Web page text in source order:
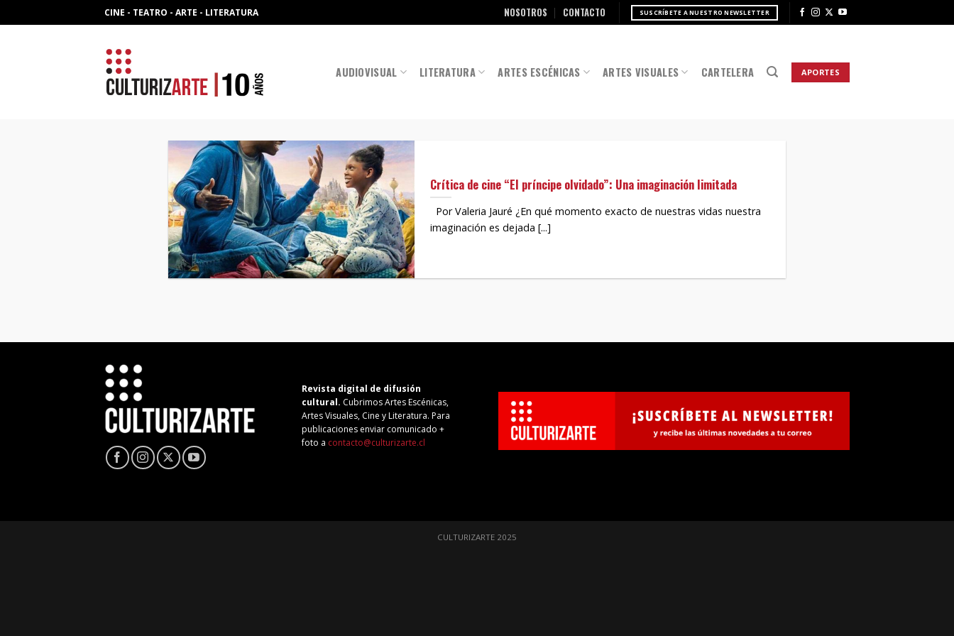
to
CINE - TEATRO - ARTE - LITERATURA NOSOTROS CONTACTO SUSCRÍBETE A NUESTRO NEWSLETTER
AUDIOVISUAL LITERATURA ARTES ESCÉNICAS ARTES VISUALES CARTELERA APORTES
Crítica de cine “El príncipe olvidado”: Una imaginación limitada
Por Valeria Jauré ¿En qué momento exacto de nuestras vidas nuestra
imaginación es dejada [...]
Revista digital de difusión
cultural. Cubrimos Artes Escénicas,
Artes Visuales, Cine y Literatura. Para
publicaciones enviar comunicado +
foto a contacto@culturizarte.cl
CULTURIZARTE 2025